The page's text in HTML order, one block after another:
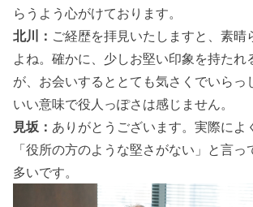
らうよう心がけております。
北川： ご経歴を拝見いたしますと、素晴
よね。確かに、少しお堅い印象を持たれ
が、お会いするととても気さくでいらっ
いい意味で役人っぽさは感じません。
見坂： ありがとうございます。実際によ
「役所の方のような堅さがない」と言
多いです。